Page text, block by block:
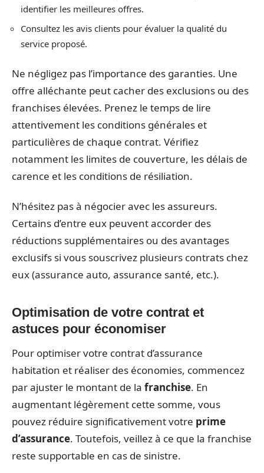
identifier les meilleures offres.
Consultez les avis clients pour évaluer la qualité du
service proposé.
Ne négligez pas l’importance des garanties. Une
offre alléchante peut cacher des exclusions ou des
franchises élevées. Prenez le temps de lire
attentivement les conditions générales et
particulières de chaque contrat. Vérifiez
notamment les limites de couverture, les délais de
carence et les conditions de résiliation.
N’hésitez pas à négocier avec les assureurs.
Certains d’entre eux peuvent accorder des
réductions supplémentaires ou des avantages
exclusifs si vous souscrivez plusieurs contrats chez
eux (assurance auto, assurance santé, etc.).
Optimisation de votre contrat et
astuces pour économiser
Pour optimiser votre contrat d’assurance
habitation et réaliser des économies, commencez
par ajuster le montant de la franchise. En
augmentant légèrement cette somme, vous
pouvez réduire significativement votre prime
d’assurance. Toutefois, veillez à ce que la franchise
reste supportable en cas de sinistre.